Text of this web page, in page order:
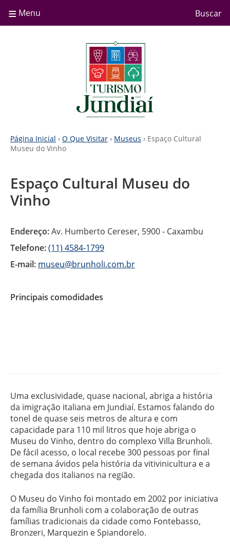
≡ Menu Buscar
Página Inicial › O Que Visitar › Museus › Espaço Cultural
Museu do Vinho
Espaço Cultural Museu do
Vinho
Endereço:Av. Humberto Cereser, 5900 - Caxambu
Telefone:(11) 4584-1799
E-mail: museu@brunholi.com.br
Principais comodidades
Uma exclusividade, quase nacional, abriga a história
da imigração italiana em Jundiaí. Estamos falando do
tonel de quase seis metros de altura e com
capacidade para 110 mil litros que hoje abriga o
Museu do Vinho, dentro do complexo Villa Brunholi.
De fácil acesso, o local recebe 300 pessoas por final
de semana ávidos pela história da vitivinicultura e a
chegada dos italianos na região.
O Museu do Vinho foi montado em 2002 por iniciativa
da família Brunholi com a colaboração de outras
famílias tradicionais da cidade como Fontebasso,
Bronzeri, Marquezin e Spiandorelo.